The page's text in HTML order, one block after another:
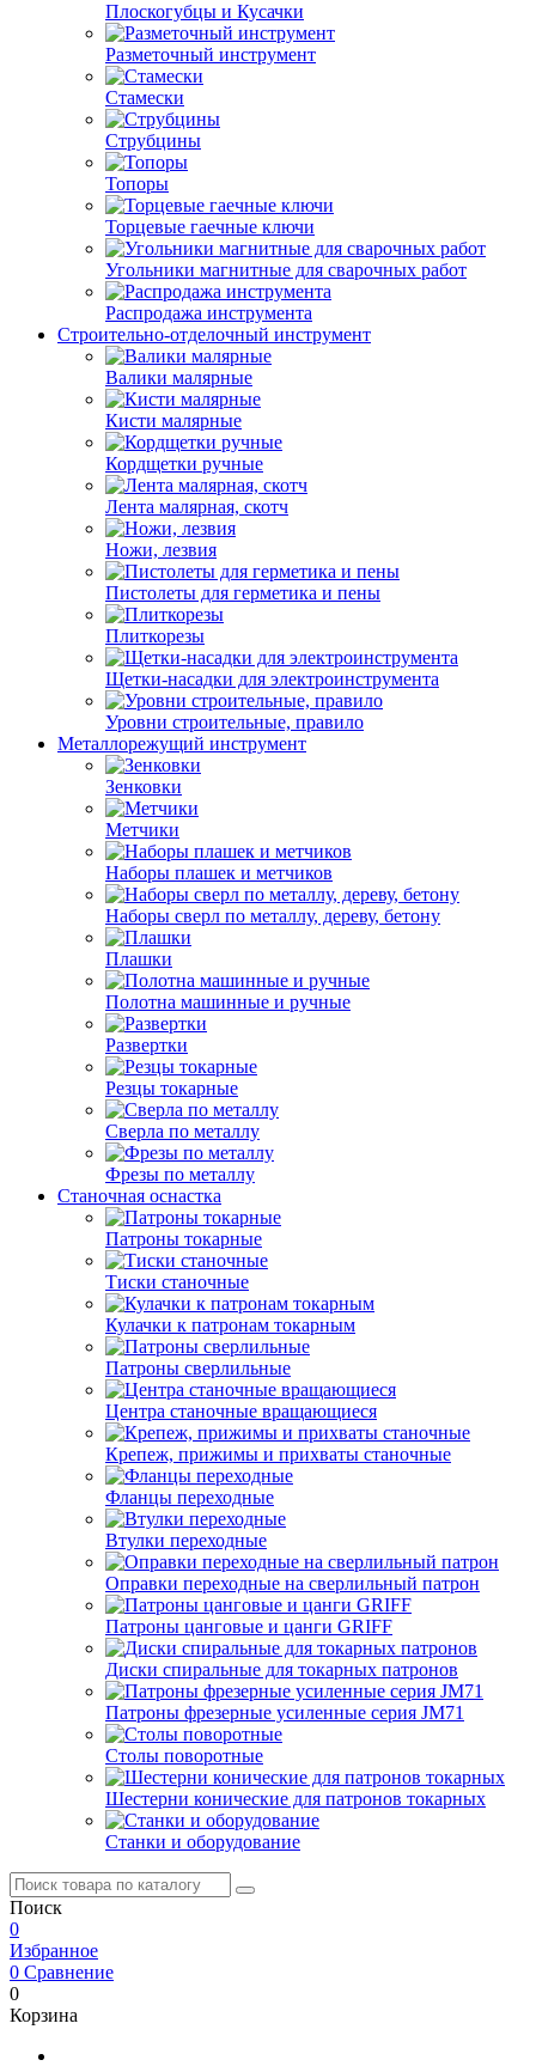
Плоскогубцы и Кусачки
Разметочный инструмент
Стамески
Струбцины
Топоры
Торцевые гаечные ключи
Угольники магнитные для сварочных работ
Распродажа инструмента
Строительно-отделочный инструмент
Валики малярные
Кисти малярные
Кордщетки ручные
Лента малярная, скотч
Ножи, лезвия
Пистолеты для герметика и пены
Плиткорезы
Щетки-насадки для электроинструмента
Уровни строительные, правило
Металлорежущий инструмент
Зенковки
Метчики
Наборы плашек и метчиков
Наборы сверл по металлу, дереву, бетону
Плашки
Полотна машинные и ручные
Развертки
Резцы токарные
Сверла по металлу
Фрезы по металлу
Станочная оснастка
Патроны токарные
Тиски станочные
Кулачки к патронам токарным
Патроны сверлильные
Центра станочные вращающиеся
Крепеж, прижимы и прихваты станочные
Фланцы переходные
Втулки переходные
Оправки переходные на сверлильный патрон
Патроны цанговые и цанги GRIFF
Диски спиральные для токарных патронов
Патроны фрезерные усиленные серия JM71
Столы поворотные
Шестерни конические для патронов токарных
Станки и оборудование
Поиск
0
Избранное
0 Сравнение
0
Корзина